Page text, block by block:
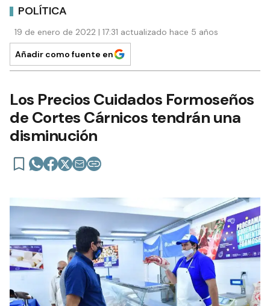
POLÍTICA
19 de enero de 2022 | 17:31 actualizado hace 5 años
Añadir como fuente en
Los Precios Cuidados Formoseños
de Cortes Cárnicos tendrán una
disminución